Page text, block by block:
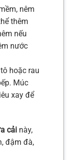
nêm
thêm
nếu
nước
hoặc rau
Múc
xay để
cải này,
đậm đà,